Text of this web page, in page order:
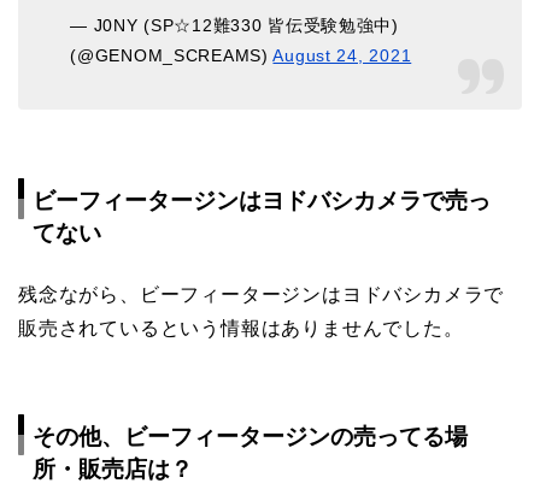
— J0NY (SP☆12難330 皆伝受験勉強中)
(@GENOM_SCREAMS)August 24, 2021
ビーフィータージンはヨドバシカメラで売っ
てない
残念ながら、ビーフィータージンはヨドバシカメラで
販売されているという情報はありませんでした。
その他、ビーフィータージンの売ってる場
所・販売店は？